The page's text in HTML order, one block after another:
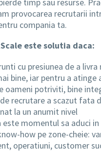
provocarea recrutarii
compania ta.
este solutia daca:
cu presiunea de a
bine, iar pentru a atinge
oameni potriviti, bine
recrutare a scazut fata
la un anumit nivel
momentul sa aduci in
how pe zone-cheie:
operatiuni, customer